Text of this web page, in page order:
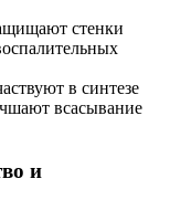
стенки
в синтезе
всасывание
и